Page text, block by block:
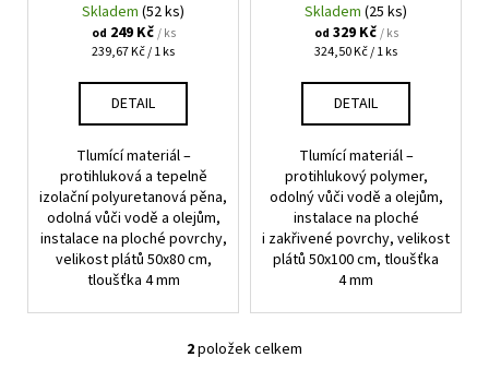
Skladem (52 ks)
od 249 Kč/ ks
Měrná
239,67 Kč / 1 ks
DETAIL
Tlumící materiál –
protihluková a tepelně
izolační polyuretanová pěna,
odolná vůči vodě a olejům,
instalace na ploché povrchy,
velikost plátů 50x80 cm,
tloušťka 4 mm
Skladem (25 ks)
od 329 Kč/ ks
Měrná
324,50 Kč / 1 ks
DETAIL
Tlumící materiál –
protihlukový polymer,
odolný vůči vodě a olejům,
instalace na ploché
i zakřivené povrchy, velikost
plátů 50x100 cm, tloušťka
4 mm
O
2položek celkem